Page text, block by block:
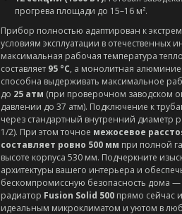
прогрева площади до 15–16 м².
Прибор полностью адаптирован к
условиям эксплуатации в отечественных
максимальная рабочая температура
составляет 95 °C, а монолитная
способна выдерживать максимальное
до 25 атм (при проверочном заводском
давлении до 37 атм). Подключение к
через стандартный внутренний диаметр
1/2). При этом точное межосевое
составляет ровно 500 мм при полной
высоте корпуса 530 мм. Подчеркните
архитектуры вашего интерьера и
бескомпромиссную безопасность дома —
радиатор Fusion Solid 500 прямо сейчас
идеальным микроклиматом и уютом в